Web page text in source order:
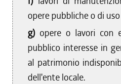
opere pubbliche o di
g) opere o lavori con
pubblico interesse in
al patrimonio
dell'ente locale.